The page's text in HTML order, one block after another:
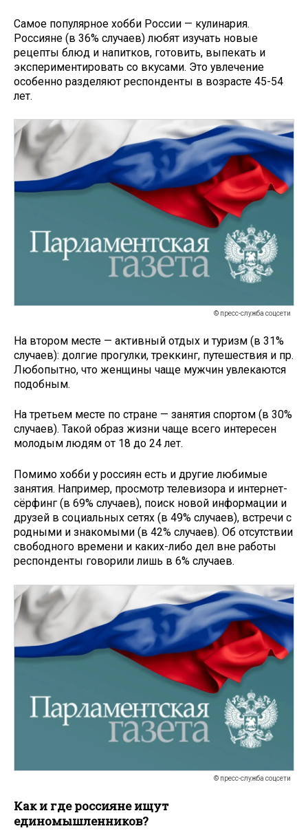
Самое популярное хобби России — кулинария.
Россияне (в 36% случаев) любят изучать новые
рецепты блюд и напитков, готовить, выпекать и
экспериментировать со вкусами. Это увлечение
особенно разделяют респонденты в возрасте 45-54
лет.
© пресс-служба соцсети
На втором месте — активный отдых и туризм (в 31%
случаев): долгие прогулки, треккинг, путешествия и пр.
Любопытно, что женщины чаще мужчин увлекаются
подобным.
На третьем месте по стране — занятия спортом (в 30%
случаев). Такой образ жизни чаще всего интересен
молодым людям от 18 до 24 лет.
Помимо хобби у россиян есть и другие любимые
занятия. Например, просмотр телевизора и интернет-
сёрфинг (в 69% случаев), поиск новой информации и
друзей в социальных сетях (в 49% случаев), встречи с
родными и знакомыми (в 42% случаев). Об отсутствии
свободного времени и каких-либо дел вне работы
респонденты говорили лишь в 6% случаев.
© пресс-служба соцсети
Как и где россияне ищут
единомышленников?